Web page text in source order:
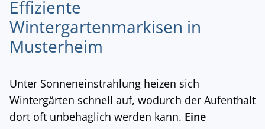
Effiziente
Wintergartenmarkisen in
Musterheim
Unter Sonneneinstrahlung heizen sich
Wintergärten schnell auf, wodurch der Aufenthalt
dort oft unbehaglich werden kann. Eine